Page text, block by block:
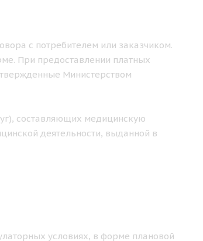
с потребителем или заказчиком.
При предоставлении платных
Министерством
составляющих медицинскую
деятельности, выданной в
условиях, в форме плановой